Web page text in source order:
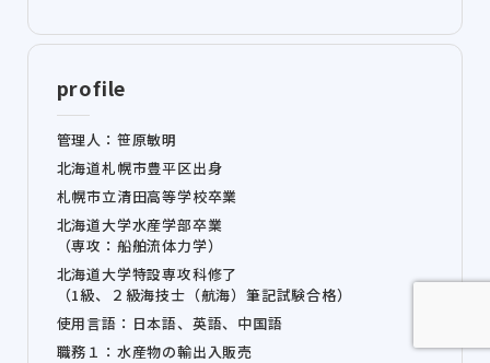
profile
管理人：笹原敏明
北海道札幌市豊平区出身
札幌市立清田高等学校卒業
北海道大学水産学部卒業
（専攻：船舶流体力学）
北海道大学特設専攻科修了
（1級、２級海技士（航海）筆記試験合格）
使用言語：日本語、英語、中国語
職務１：水産物の輸出入販売